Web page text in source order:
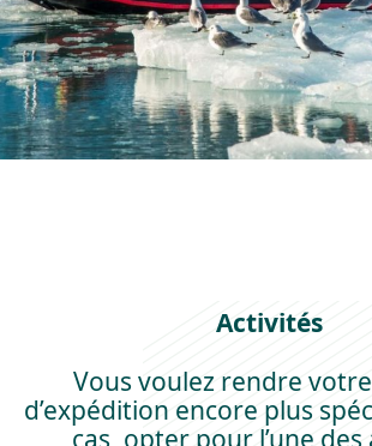
Activités
Vous voulez rendre
d’expédition encore plus
cas, opter pour l’une